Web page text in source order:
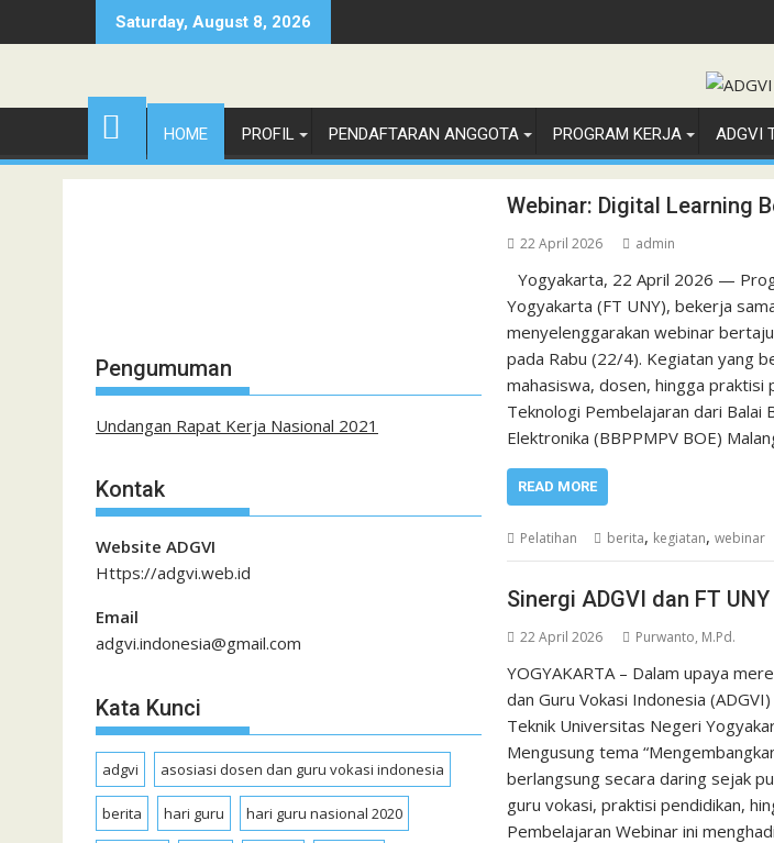
to
Saturday, August 8, 2026
HOME PROFIL PENDAFTARAN ANGGOTA PROGRAM KERJA ADGVI
Webinar: Digital Learning
22 April 2026 admin
Yogyakarta, 22 April 2026 —
Yogyakarta (FT UNY), bekerja
menyelenggarakan webinar
pada Rabu (22/4). Kegiatan yang
mahasiswa, dosen, hingga praktisi
Teknologi Pembelajaran dari Balai
Elektronika (BBPPMPV BOE)
READ MORE
Pelatihan berita, kegiatan,webinar
Sinergi ADGVI dan FT
22 April 2026 Purwanto, M.Pd.
YOGYAKARTA – Dalam upaya
dan Guru Vokasi Indonesia
Teknik Universitas Negeri
Mengusung tema
berlangsung secara daring sejak
guru vokasi, praktisi pendidikan,
Pembelajaran Webinar ini
Pengumuman
Undangan Rapat Kerja Nasional 2021
Kontak
Website ADGVI
Https://adgvi.web.id
Email
adgvi.indonesia@gmail.com
Kata Kunci
adgvi asosiasi dosen dan guru vokasi indonesia
berita hari guru hari guru nasional 2020